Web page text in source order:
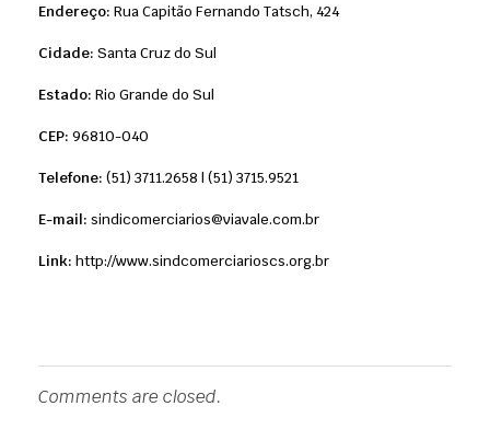
Endereço: Rua Capitão Fernando Tatsch, 424
Cidade: Santa Cruz do Sul
Estado: Rio Grande do Sul
CEP: 96810-040
Telefone: (51) 3711.2658 | (51) 3715.9521
E-mail: sindicomerciarios@viavale.com.br
Link: http://www.sindcomerciarioscs.org.br
Comments are closed.